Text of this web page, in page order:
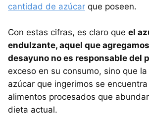
cantidad de azúcar que poseen.
Con estas cifras, es claro que el
endulzante, aquel que
desayuno no es responsable del
exceso en su consumo, sino que
azúcar que ingerimos se
alimentos procesados que
dieta actual.